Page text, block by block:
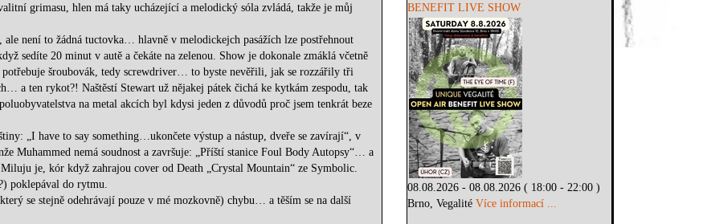
grimasu, hlen má taky ucházející a melodický sóla zvládá, takže je můj
není to žádná tuctovka… hlavně v melodickejch pasážích lze postřehnout
sedíte 20 minut v autě a čekáte na zelenou. Show je dokonale zmáklá včetně
potřebuje šroubovák, tedy screwdriver… to byste nevěřili, jak se rozzářily tři
a ten rykot?! Naštěstí Stewart už nějakej pátek čichá ke kytkám zespodu, tak
na metal akcích byl kdysi jeden z důvodů proč jsem tenkrát beze
„I have to say something…ukončete výstup a nástup, dveře se zavírají“, v
Muhammed nemá soudnost a završuje: „Příští stanice Foul Body Autopsy“… a
je, kór když zahrajou cover od Death „Crystal Mountain“ ze Symbolic.
poklepával do rytmu.
se stejně odehrávají pouze v mé mozkovně) chybu… a těším se na další
BENEFIT LIVE SHOW
08.08.2026 - 08.08.2026 ( 18:00 - 22:00 )
Brno, VegalitéVíce informací ...